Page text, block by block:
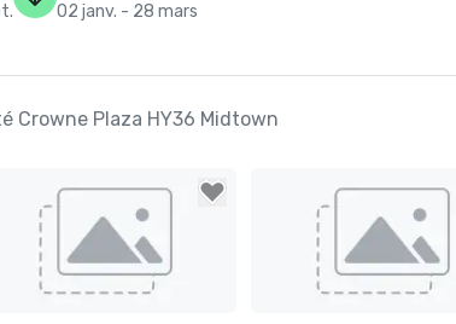
02 janv. - 28 mars
Crowne Plaza HY36 Midtown